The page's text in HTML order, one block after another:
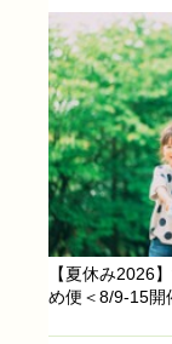
【夏休み2026
め便＜8/9-15開